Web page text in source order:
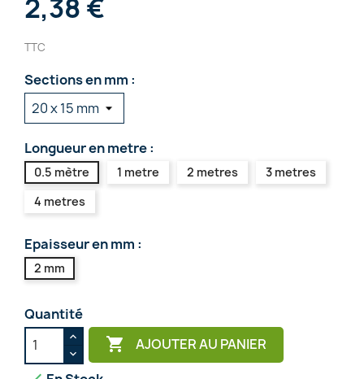
2,38 €
TTC
Sections en mm :
Longueur en metre :
0.5 mètre 1 metre 2 metres
3 metres
4 metres
Epaisseur en mm :
2 mm
Quantité
 AJOUTER AU PANIER